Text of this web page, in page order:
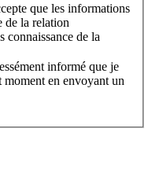
que les informations
de la relation
connaissance de la
informé que je
moment en envoyant un